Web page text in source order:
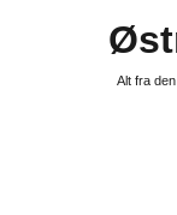
Alt fra